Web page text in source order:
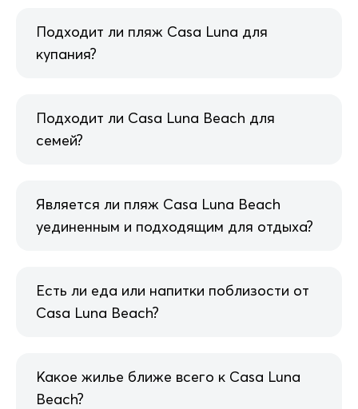
Подходит ли пляж Casa Luna для
купания?
Подходит ли Casa Luna Beach для
семей?
Является ли пляж Casa Luna Beach
уединенным и подходящим для отдыха?
Есть ли еда или напитки поблизости от
Casa Luna Beach?
Какое жилье ближе всего к Casa Luna
Beach?